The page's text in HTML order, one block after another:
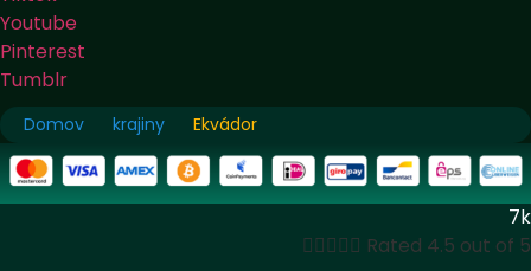
Youtube
Pinterest
Tumblr
Domov krajiny Ekvádor
7k
 Rated 4.5 out of 5